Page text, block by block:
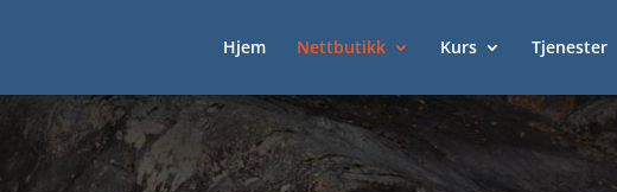
Hjem Nettbutikk Kurs Tjenester